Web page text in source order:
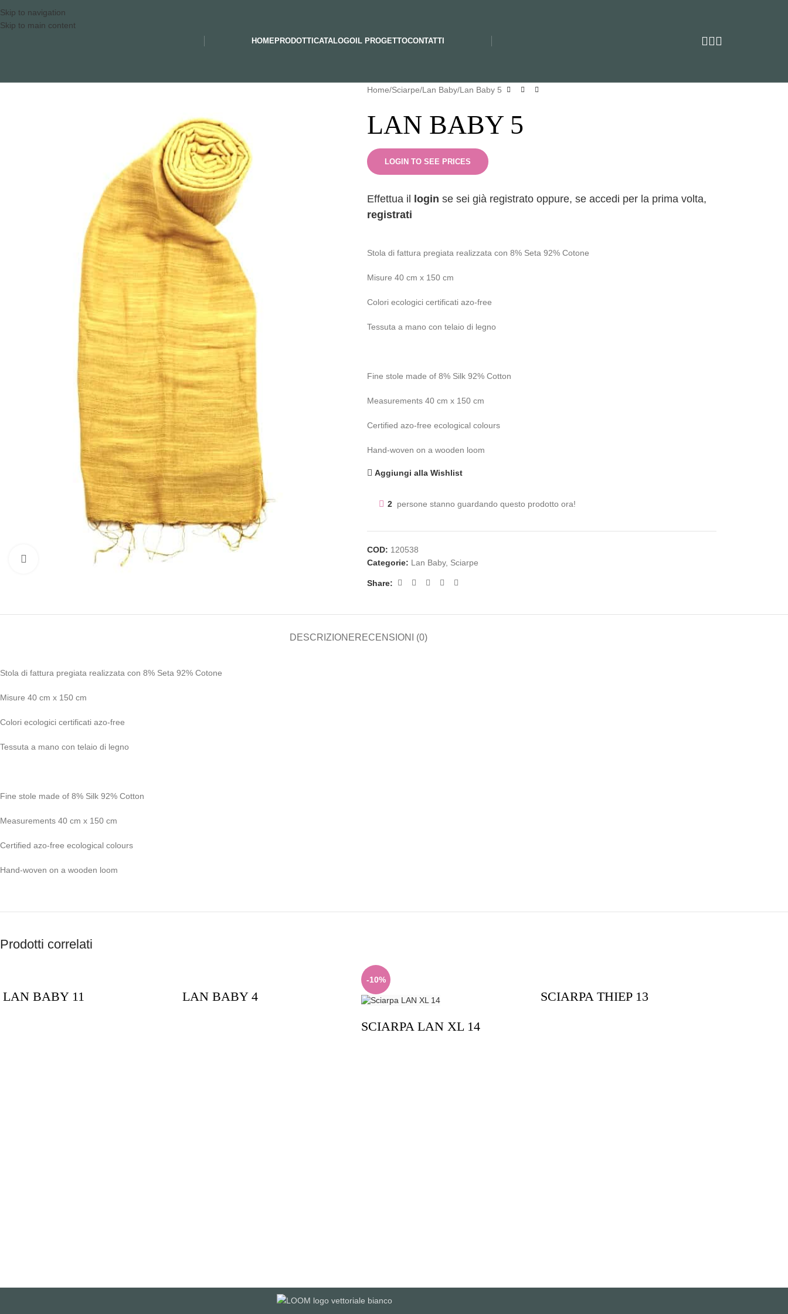
Skip to navigation
Skip to main content
HOMEPRODOTTI CATALOGOIL PROGETTOCONTATTI
Home Sciarpe Lan Baby Lan Baby 5
LAN BABY 5
LOGIN TO SEE PRICES
Effettua il login se sei già registrato oppure, se accedi per la prima volta,
registrati
Stola di fattura pregiata realizzata con 8% Seta 92% Cotone
Misure 40 cm x 150 cm
Colori ecologici certificati azo-free
Tessuta a mano con telaio di legno
Fine stole made of 8% Silk 92% Cotton
Measurements 40 cm x 150 cm
Certified azo-free ecological colours
Hand-woven on a wooden loom
Aggiungi alla Wishlist
2 persone stanno guardando questo prodotto ora!
COD: 120538
Categorie: Lan Baby, Sciarpe
Share:
DESCRIZIONERECENSIONI (0)
Stola di fattura pregiata realizzata con 8% Seta 92% Cotone
Misure 40 cm x 150 cm
Colori ecologici certificati azo-free
Tessuta a mano con telaio di legno
Fine stole made of 8% Silk 92% Cotton
Measurements 40 cm x 150 cm
Certified azo-free ecological colours
Hand-woven on a wooden loom
Prodotti correlati
LAN BABY 11 LAN BABY 4
-10%
SCIARPA LAN XL 14
SCIARPA THIEP 13